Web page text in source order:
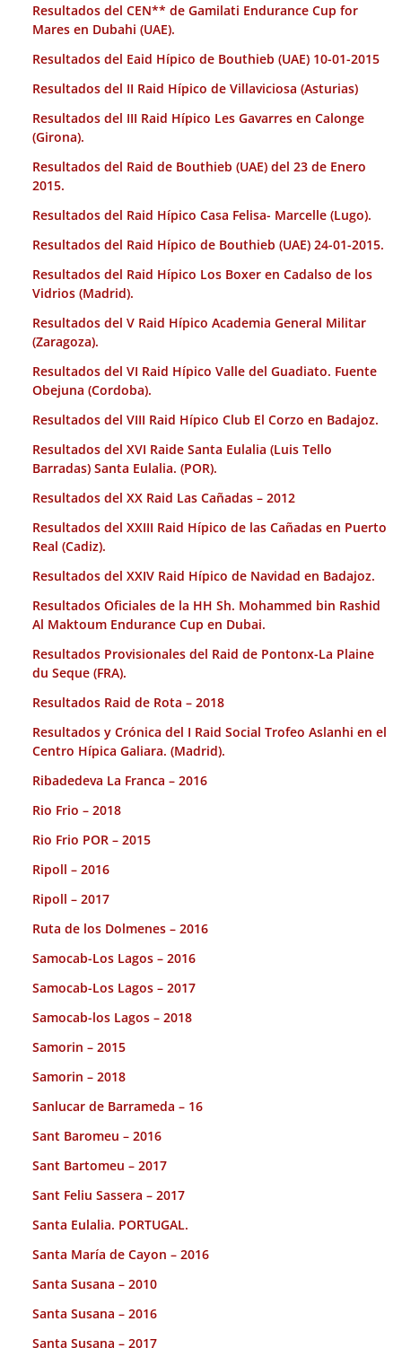
Resultados del CEN** de Gamilati Endurance Cup for
Mares en Dubahi (UAE).
Resultados del Eaid Hípico de Bouthieb (UAE) 10-01-2015
Resultados del II Raid Hípico de Villaviciosa (Asturias)
Resultados del III Raid Hípico Les Gavarres en Calonge
(Girona).
Resultados del Raid de Bouthieb (UAE) del 23 de Enero
2015.
Resultados del Raid Hípico Casa Felisa- Marcelle (Lugo).
Resultados del Raid Hípico de Bouthieb (UAE) 24-01-2015.
Resultados del Raid Hípico Los Boxer en Cadalso de los
Vidrios (Madrid).
Resultados del V Raid Hípico Academia General Militar
(Zaragoza).
Resultados del VI Raid Hípico Valle del Guadiato. Fuente
Obejuna (Cordoba).
Resultados del VIII Raid Hípico Club El Corzo en Badajoz.
Resultados del XVI Raide Santa Eulalia (Luis Tello
Barradas) Santa Eulalia. (POR).
Resultados del XX Raid Las Cañadas – 2012
Resultados del XXIII Raid Hípico de las Cañadas en Puerto
Real (Cadiz).
Resultados del XXIV Raid Hípico de Navidad en Badajoz.
Resultados Oficiales de la HH Sh. Mohammed bin Rashid
Al Maktoum Endurance Cup en Dubai.
Resultados Provisionales del Raid de Pontonx-La Plaine
du Seque (FRA).
Resultados Raid de Rota – 2018
Resultados y Crónica del I Raid Social Trofeo Aslanhi en el
Centro Hípica Galiara. (Madrid).
Ribadedeva La Franca – 2016
Rio Frio – 2018
Rio Frio POR – 2015
Ripoll – 2016
Ripoll – 2017
Ruta de los Dolmenes – 2016
Samocab-Los Lagos – 2016
Samocab-Los Lagos – 2017
Samocab-los Lagos – 2018
Samorin – 2015
Samorin – 2018
Sanlucar de Barrameda – 16
Sant Baromeu – 2016
Sant Bartomeu – 2017
Sant Feliu Sassera – 2017
Santa Eulalia. PORTUGAL.
Santa María de Cayon – 2016
Santa Susana – 2010
Santa Susana – 2016
Santa Susana – 2017